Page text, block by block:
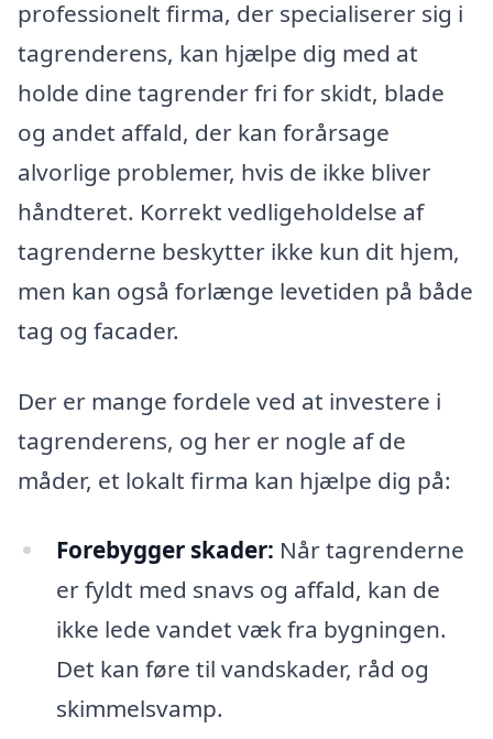
professionelt firma, der specialiserer sig i
tagrenderens, kan hjælpe dig med at
holde dine tagrender fri for skidt, blade
og andet affald, der kan forårsage
alvorlige problemer, hvis de ikke bliver
håndteret. Korrekt vedligeholdelse af
tagrenderne beskytter ikke kun dit hjem,
men kan også forlænge levetiden på både
tag og facader.
Der er mange fordele ved at investere i
tagrenderens, og her er nogle af de
måder, et lokalt firma kan hjælpe dig på:
Forebygger skader: Når tagrenderne
er fyldt med snavs og affald, kan de
ikke lede vandet væk fra bygningen.
Det kan føre til vandskader, råd og
skimmelsvamp.